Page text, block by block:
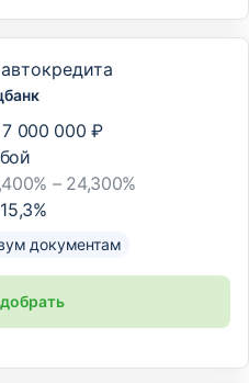
7 000 000 ₽
– 24,300%
15,3%
документам